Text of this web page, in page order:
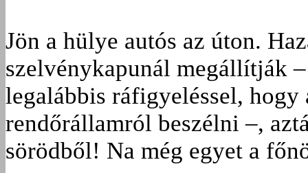
Jön a hülye autós az úton.
szelvénykapunál megállítják
legalábbis ráfigyeléssel, hogy
rendőrállamról beszélni –,
sörödből! Na még egyet a